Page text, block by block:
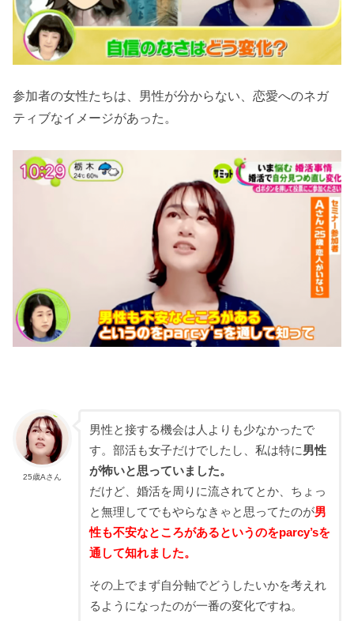
参加者の女性たちは、男性が分からない、恋愛へのネガ
ティブなイメージがあった。
25歳Aさん
男性と接する機会は人よりも少なかったで
す。部活も女子だけでしたし、私は特に男性
が怖いと思っていました。
だけど、婚活を周りに流されてとか、ちょっ
と無理してでもやらなきゃと思ってたのが男
性も不安なところがあるというのをparcy’sを
通して知れました。
その上でまず自分軸でどうしたいかを考えれ
るようになったのが一番の変化ですね。